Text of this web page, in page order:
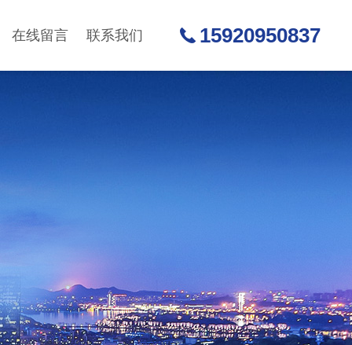
在线留言 联系我们 15920950837